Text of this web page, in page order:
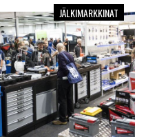
JÄLKIMARKKINAT